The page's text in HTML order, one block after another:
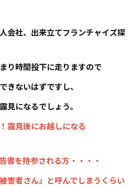
会社、出来立てフランチャイズ探
り時間投下に走りますので
きないはずですし、
見になるでしょう。
露見後にお越しになる
書を持参される方・・・・
害者さん」と呼んでしまうくらい